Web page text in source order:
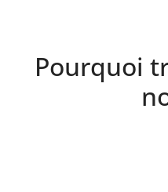
Pourquoi